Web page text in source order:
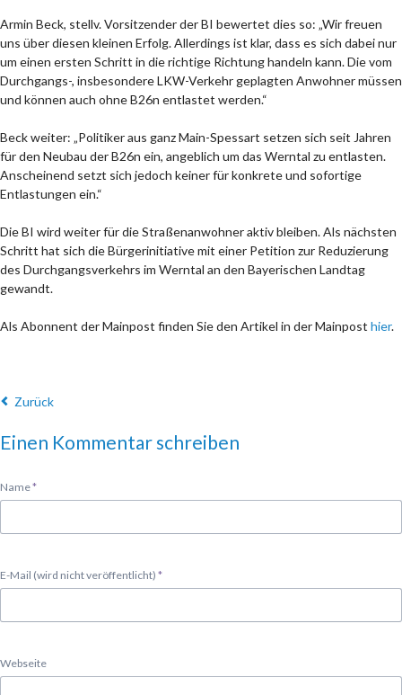
Armin Beck, stellv. Vorsitzender der BI bewertet dies so: „Wir freuen
uns über diesen kleinen Erfolg. Allerdings ist klar, dass es sich dabei nur
um einen ersten Schritt in die richtige Richtung handeln kann. Die vom
Durchgangs-, insbesondere LKW-Verkehr geplagten Anwohner müssen
und können auch ohne B26n entlastet werden.“
Beck weiter: „Politiker aus ganz Main-Spessart setzen sich seit Jahren
für den Neubau der B26n ein, angeblich um das Werntal zu entlasten.
Anscheinend setzt sich jedoch keiner für konkrete und sofortige
Entlastungen ein.“
Die BI wird weiter für die Straßenanwohner aktiv bleiben. Als nächsten
Schritt hat sich die Bürgerinitiative mit einer Petition zur Reduzierung
des Durchgangsverkehrs im Werntal an den Bayerischen Landtag
gewandt.
Als Abonnent der Mainpost finden Sie den Artikel in der Mainpost hier.
Zurück
Einen Kommentar schreiben
Pflichtfeld
Name*
Pflichtfeld
E-Mail (wird nicht veröffentlicht) *
Webseite